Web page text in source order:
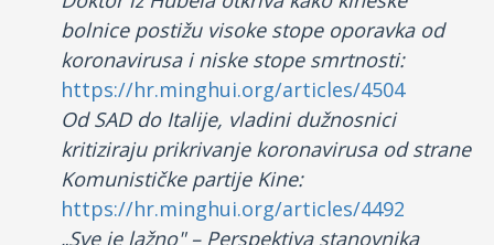
bolnice postižu visoke stope oporavka od
koronavirusa i niske stope smrtnosti:
https://hr.minghui.org/articles/4504
Od SAD do Italije, vladini dužnosnici
kritiziraju prikrivanje koronavirusa od strane
Komunističke partije Kine:
https://hr.minghui.org/articles/4492
„Sve je lažno" – Perspektiva stanovnika